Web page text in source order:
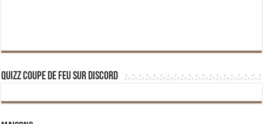
Quizz Coupe de Feu sur Discord